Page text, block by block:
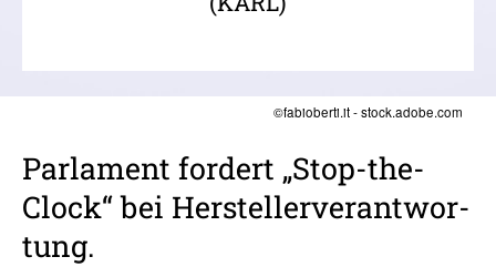
©fabioberti.it - stock.adobe.com
Parla­ment fordert „Stop-the-
Clock“ bei Herstel­ler­ver­ant­wor­
tung.